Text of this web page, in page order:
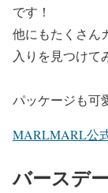
です！
他にもたくさん
入りを見つけて
パッケージも可
MARLMARL公
バースデ